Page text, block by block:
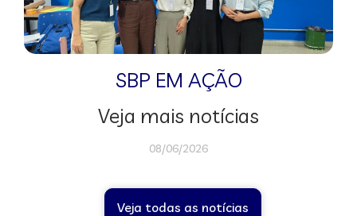
SBP EM AÇÃO
Veja mais notícias
08/06/2026
Veja todas as notícias